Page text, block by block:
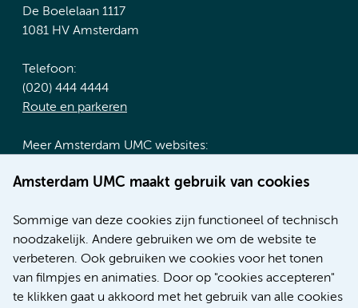
Amsterdam UMC maakt gebruik van cookies
Sommige van deze cookies zijn functioneel of technisch
noodzakelijk. Andere gebruiken we om de website te
verbeteren. Ook gebruiken we cookies voor het tonen
van filmpjes en animaties. Door op "cookies accepteren"
te klikken gaat u akkoord met het gebruik van alle cookies
De Boelelaan 1117
1081 HV Amsterdam
Telefoon:
(020) 444 4444
Route en parkeren
Meer Amsterdam UMC websites:
Werken bij Amsterdam UMC
Nieuws
Research
Educatie locatie AMC
Educatie locatie VUmc